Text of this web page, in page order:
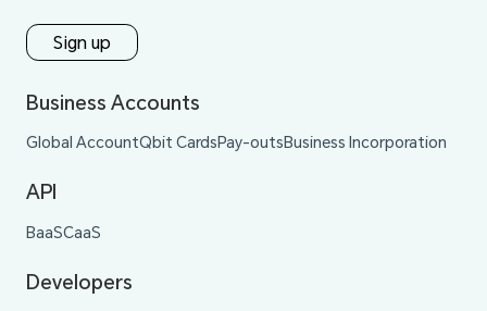
Sign up
Business Accounts
Global AccountQbit CardsPay-outsBusiness Incorporation
API
BaaSCaaS
Developers